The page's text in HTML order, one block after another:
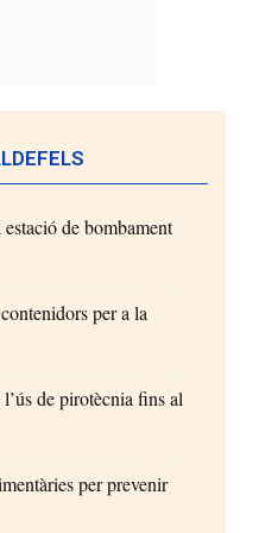
de bombament
per a la
de pirotècnia fins al
per prevenir